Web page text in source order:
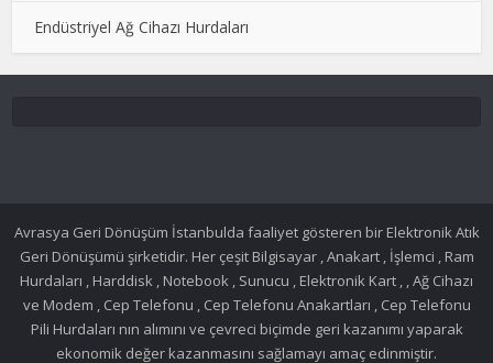
Endüstriyel Ağ Cihazı Hurdaları
Avrasya Geri Dönüşüm İstanbulda faaliyet gösteren bir Elektronik Atık
Geri Dönüşümü şirketidir. Her çeşit Bilgisayar , Anakart , İşlemci , Ram
Hurdaları , Harddisk , Notebook , Sunucu , Elektronik Kart , , Ağ Cihazı
ve Modem , Cep Telefonu , Cep Telefonu Anakartları , Cep Telefonu
Pili Hurdaları nın alımını ve çevreci biçimde geri kazanımı yaparak
ekonomik değer kazanmasını sağlamayı amaç edinmiştir.